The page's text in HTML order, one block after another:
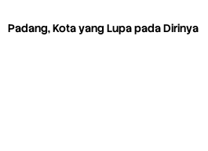
Padang, Kota yang Lupa pada Dirinya